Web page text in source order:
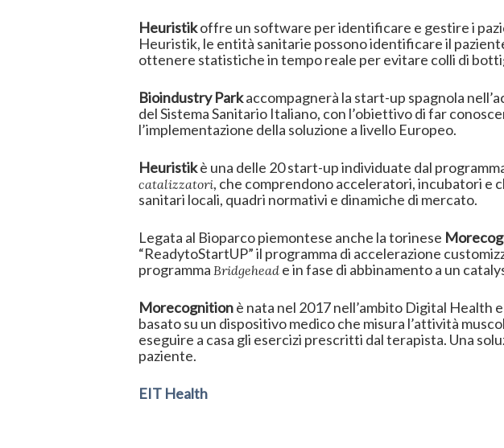
Heuristikoffre un software per identificare e gestire i
Heuristik, le entità sanitarie possono identificare il
ottenere statistiche in tempo reale per evitare colli di
Bioindustry Parkaccompagnerà la start-up spagnola
del Sistema Sanitario Italiano, con l’obiettivo di far
l’implementazione della soluzione a livello Europeo.
Heuristikè una delle 20 start-up individuate dal
catalizzatori, che comprendono acceleratori, incubatori e
sanitari locali, quadri normativi e dinamiche di mercato.
Legata al Bioparco piemontese anche la torinese
“ReadytoStartUP” il programma di accelerazione
programma Bridgehead e in fase di abbinamento a un
Morecognitionè nata nel 2017 nell’ambito Digital Health
basato su un dispositivo medico che misura l’attività
eseguire a casa gli esercizi prescritti dal terapista. Una
paziente.
EIT Health